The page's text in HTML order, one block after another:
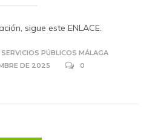
sigue este ENLACE.
PÚBLICOS MÁLAGA
DE 2025
0